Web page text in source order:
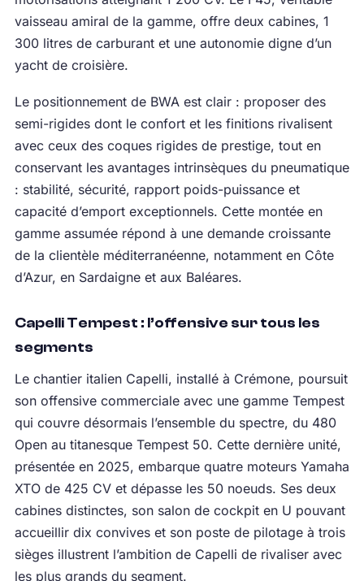
vaisseau amiral de la gamme, offre deux cabines, 1
300 litres de carburant et une autonomie digne d’un
yacht de croisière.
Le positionnement de BWA est clair : proposer des
semi-rigides dont le confort et les finitions rivalisent
avec ceux des coques rigides de prestige, tout en
conservant les avantages intrinsèques du pneumatique
: stabilité, sécurité, rapport poids-puissance et
capacité d’emport exceptionnels. Cette montée en
gamme assumée répond à une demande croissante
de la clientèle méditerranéenne, notamment en Côte
d’Azur, en Sardaigne et aux Baléares.
Capelli Tempest : l’offensive sur tous les
segments
Le chantier italien Capelli, installé à Crémone, poursuit
son offensive commerciale avec une gamme Tempest
qui couvre désormais l’ensemble du spectre, du 480
Open au titanesque Tempest 50. Cette dernière unité,
présentée en 2025, embarque quatre moteurs Yamaha
XTO de 425 CV et dépasse les 50 noeuds. Ses deux
cabines distinctes, son salon de cockpit en U pouvant
accueillir dix convives et son poste de pilotage à trois
sièges illustrent l’ambition de Capelli de rivaliser avec
les plus grands du segment.